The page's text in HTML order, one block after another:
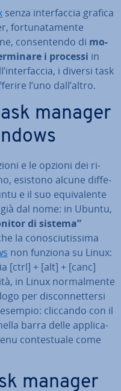
senza in­ter­fac­cia grafica
for­tu­na­ta­men­te
con­sen­ten­do di mo­
i processi in
i diversi task
l’uno dall’altro.
manager
e le opzioni dei ri­
esistono alcune dif­fe­
e il suo equi­va­len­te
dal nome: in Ubuntu,
di sistema”
la co­no­sciu­tis­si­ma
non funziona su Linux:
[ctrl] + [alt] + [canc]
in Linux nor­mal­men­te
per di­scon­net­ter­si
cliccando con il
barra delle ap­pli­ca­
con­te­stua­le come
manager